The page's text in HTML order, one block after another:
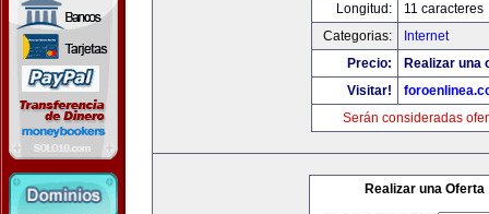
Longitud:
11 caracteres
Categorias:
Internet
Precio:
Realizar una
Visitar!
Serán consideradas
Realizar una Oferta